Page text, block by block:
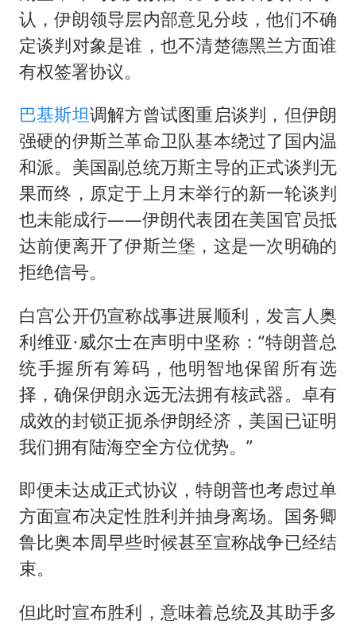
认，伊朗领导层内部意见分歧，他们不确
定谈判对象是谁，也不清楚德黑兰方面谁
有权签署协议。
巴基斯坦调解方曾试图重启谈判，但伊朗
强硬的伊斯兰革命卫队基本绕过了国内温
和派。美国副总统万斯主导的正式谈判无
果而终，原定于上月末举行的新一轮谈判
也未能成行——伊朗代表团在美国官员抵
达前便离开了伊斯兰堡，这是一次明确的
拒绝信号。
白宫公开仍宣称战事进展顺利，发言人奥
利维亚·威尔士在声明中坚称：“特朗普总
统手握所有筹码，他明智地保留所有选
择，确保伊朗永远无法拥有核武器。卓有
成效的封锁正扼杀伊朗经济，美国已证明
我们拥有陆海空全方位优势。”
即便未达成正式协议，特朗普也考虑过单
方面宣布决定性胜利并抽身离场。国务卿
鲁比奥本周早些时候甚至宣称战争已经结
束。
但此时宣布胜利，意味着总统及其助手多